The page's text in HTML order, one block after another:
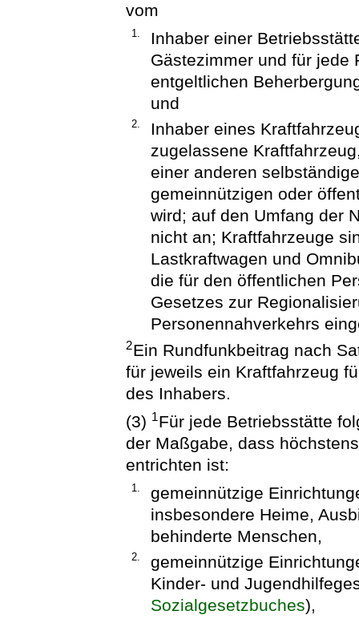
vom
1.
Inhaber einer
Gästezimmer und für jede
entgeltlichen
und
2.
Inhaber eines
zugelassene
einer anderen
gemeinnützigen oder
wird; auf den Umfang der
nicht an; Kraftfahrzeuge
Lastkraftwagen und
die für den öffentlichen
Gesetzes zur
Personennahverkehrs
2Ein Rundfunkbeitrag nach
für jeweils ein Kraftfahrzeug
des Inhabers.
(3) 1Für jede Betriebsstätte
der Maßgabe, dass
entrichten ist:
1.
gemeinnützige
insbesondere Heime,
behinderte Menschen,
2.
gemeinnützige
Kinder- und
Sozialgesetzbuches),